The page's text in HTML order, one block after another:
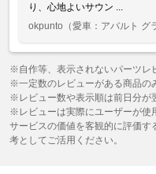
り、心地よいサウン ...
okpunto （愛車：アバルト グ
※自作等、表示されないパーツレ
※一定数のレビューがある商品の
※レビュー数や表示順は前日分が
※レビューは実際にユーザーが使
サービスの価値を客観的に評価す
考としてご活用ください。